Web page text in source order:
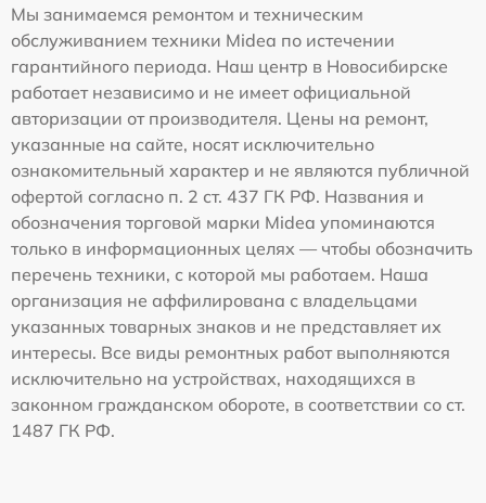
Мы занимаемся ремонтом и техническим
обслуживанием техники Midea по истечении
гарантийного периода. Наш центр в Новосибирске
работает независимо и не имеет официальной
авторизации от производителя. Цены на ремонт,
указанные на сайте, носят исключительно
ознакомительный характер и не являются публичной
офертой согласно п. 2 ст. 437 ГК РФ. Названия и
обозначения торговой марки Midea упоминаются
только в информационных целях — чтобы обозначить
перечень техники, с которой мы работаем. Наша
организация не аффилирована с владельцами
указанных товарных знаков и не представляет их
интересы. Все виды ремонтных работ выполняются
исключительно на устройствах, находящихся в
законном гражданском обороте, в соответствии со ст.
1487 ГК РФ.